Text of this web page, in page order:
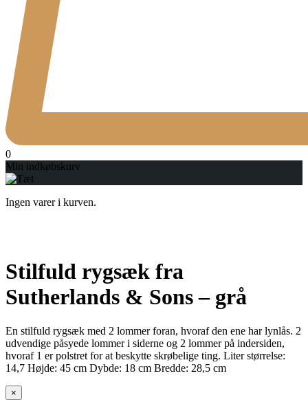
0
Min indkøbskurv
Ingen varer i kurven.
Stilfuld rygsæk fra
Sutherlands & Sons – grå
En stilfuld rygsæk med 2 lommer foran, hvoraf den ene har lynlås. 2
udvendige påsyede lommer i siderne og 2 lommer på indersiden,
hvoraf 1 er polstret for at beskytte skrøbelige ting. Liter størrelse:
14,7 Højde: 45 cm Dybde: 18 cm Bredde: 28,5 cm
×